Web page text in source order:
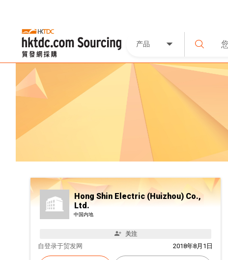
产品
Hong Shin Electric (Huizhou) Co.,
Ltd.
中国内地
关注
自 2018年8月1日
登录于贸发网